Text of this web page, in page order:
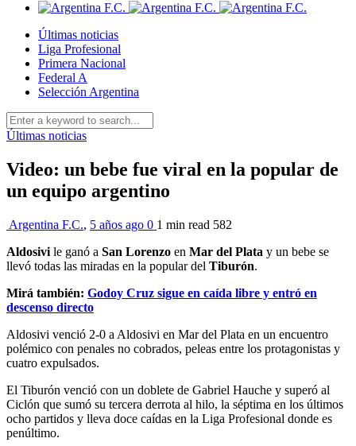
Últimas noticias
Liga Profesional
Primera Nacional
Federal A
Selección Argentina
Últimas noticias
Video: un bebe fue viral en la popular de
un equipo argentino
Argentina F.C., 5 años ago 0 1 min read 582
Aldosivi le ganó a San Lorenzo en Mar del Plata y un bebe se
llevó todas las miradas en la popular del Tiburón.
Mirá también: Godoy Cruz sigue en caída libre y entró en
descenso directo
Aldosivi venció 2-0 a Aldosivi en Mar del Plata en un encuentro
polémico con penales no cobrados, peleas entre los protagonistas y
cuatro expulsados.
El Tiburón venció con un doblete de Gabriel Hauche y superó al
Ciclón que sumó su tercera derrota al hilo, la séptima en los últimos
ocho partidos y lleva doce caídas en la Liga Profesional donde es
penúltimo.